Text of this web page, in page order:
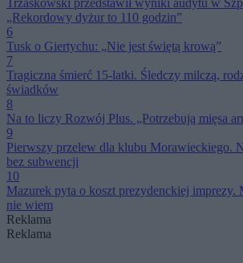
Trzaskowski przedstawił wyniki audytu w
„Rekordowy dyżur to 110 godzin”
6
Tusk o Giertychu: „Nie jest świętą krową”
7
Tragiczna śmierć 15-latki. Śledczy milczą,
świadków
8
Na to liczy Rozwój Plus. „Potrzebują mięsa
9
Pierwszy przelew dla klubu Morawieckiego.
bez subwencji
10
Mazurek pyta o koszt prezydenckiej imprezy.
nie wiem
Reklama
Reklama